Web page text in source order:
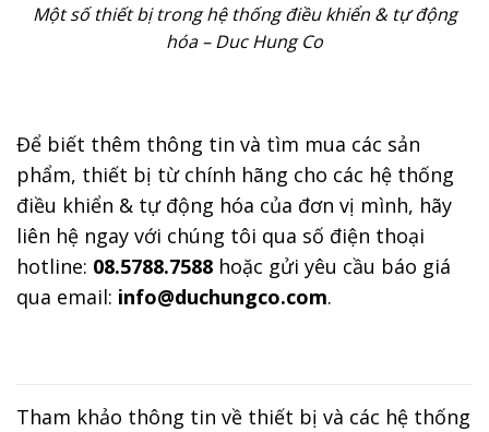
Một số thiết bị trong hệ thống điều khiển & tự động
hóa – Duc Hung Co
Để biết thêm thông tin và tìm mua các sản
phẩm, thiết bị từ chính hãng cho các hệ thống
điều khiển & tự động hóa của đơn vị mình, hãy
liên hệ ngay với chúng tôi qua số điện thoại
hotline: 08.5788.7588 hoặc gửi yêu cầu báo giá
qua email: info@duchungco.com.
Tham khảo thông tin về thiết bị và các hệ thống